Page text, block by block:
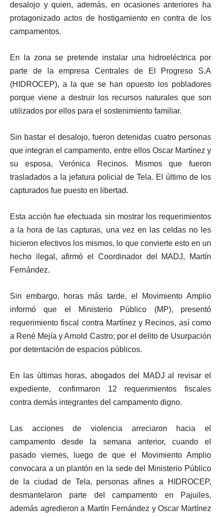
desalojo y quien, además, en ocasiones anteriores ha
protagonizado actos de hostigamiento en contra de los
campamentos.
En la zona se pretende instalar una hidroeléctrica por
parte de la empresa Centrales de El Progreso S.A
(HIDROCEP), a la que se han opuesto los pobladores
porque viene a destruir los recursos naturales que son
utilizados por ellos para el sostenimiento familiar.
Sin bastar el desalojo, fueron detenidas cuatro personas
que integran el campamento, entre ellos Oscar Martínez y
su esposa, Verónica Recinos. Mismos que fueron
trasladados a la jefatura policial de Tela. El último de los
capturados fue puesto en libertad.
Esta acción fue efectuada sin mostrar los requerimientos
a la hora de las capturas, una vez en las celdas no les
hicieron efectivos los mismos, lo que convierte esto en un
hecho ilegal, afirmó el Coordinador del MADJ, Martín
Fernández.
Sin embargo, horas más tarde, el Movimiento Amplio
informó que el Ministerio Público (MP), presentó
requerimiento fiscal contra Martínez y Recinos, así como
a René Mejía y Arnold Castro; por el delito de Usurpación
por detentación de espacios públicos.
En las últimas horas, abogados del MADJ al revisar el
expediente, confirmaron 12 requerimientos fiscales
contra demás integrantes del campamento digno.
Las acciones de violencia arreciaron hacia el
campamento desde la semana anterior, cuando el
pasado viernes, luego de que el Movimiento Amplio
convocara a un plantón en la sede del Ministerio Público
de la ciudad de Tela, personas afines a HIDROCEP,
desmantelaron parte del campamento en Pajuiles,
además agredieron a Martín Fernández y Oscar Martínez